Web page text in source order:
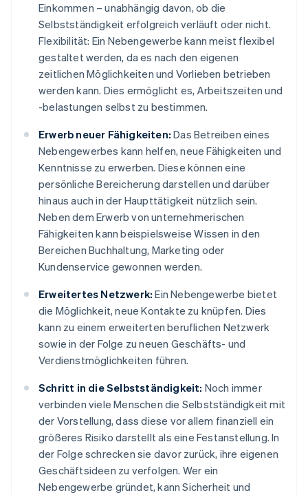
Einkommen – unabhängig davon, ob die
Selbstständigkeit erfolgreich verläuft oder nicht.
Flexibilität: Ein Nebengewerbe kann meist flexibel
gestaltet werden, da es nach den eigenen
zeitlichen Möglichkeiten und Vorlieben betrieben
werden kann. Dies ermöglicht es, Arbeitszeiten und
-belastungen selbst zu bestimmen.
Erwerb neuer Fähigkeiten: Das Betreiben eines
Nebengewerbes kann helfen, neue Fähigkeiten und
Kenntnisse zu erwerben. Diese können eine
persönliche Bereicherung darstellen und darüber
hinaus auch in der Haupttätigkeit nützlich sein.
Neben dem Erwerb von unternehmerischen
Fähigkeiten kann beispielsweise Wissen in den
Bereichen Buchhaltung, Marketing oder
Kundenservice gewonnen werden.
Erweitertes Netzwerk: Ein Nebengewerbe bietet
die Möglichkeit, neue Kontakte zu knüpfen. Dies
kann zu einem erweiterten beruflichen Netzwerk
sowie in der Folge zu neuen Geschäfts- und
Verdienstmöglichkeiten führen.
Schritt in die Selbstständigkeit: Noch immer
verbinden viele Menschen die Selbstständigkeit mit
der Vorstellung, dass diese vor allem finanziell ein
größeres Risiko darstellt als eine Festanstellung. In
der Folge schrecken sie davor zurück, ihre eigenen
Geschäftsideen zu verfolgen. Wer ein
Nebengewerbe gründet, kann Sicherheit und